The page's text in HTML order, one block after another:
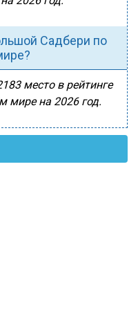
Садбери по
место в рейтинге
мире на 2026 год.